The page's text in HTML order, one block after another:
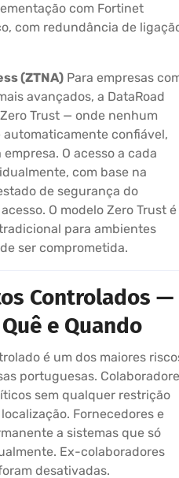
com Fortinet
com redundância de
(ZTNA) Para empresas
avançados, a DataRoad
Trust — onde nenhum
confiável,
O acesso a cada
com base na
de segurança do
O modelo Zero Trust é
para ambientes
ser comprometida.
Controlados —
e Quando
é um dos maiores
portuguesas.
sem qualquer restrição
Fornecedores e
a sistemas que só
Ex-colaboradores
desativadas.